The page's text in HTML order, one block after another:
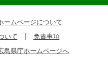
ームページについて
いて
免責事項
島県庁ホームページへ